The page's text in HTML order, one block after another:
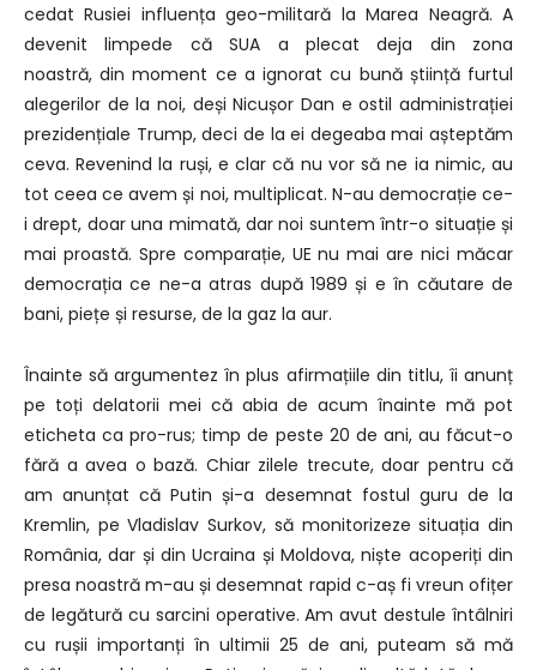
cedat Rusiei influența geo-militară la Marea Neagră. A
devenit limpede că SUA a plecat deja din zona
noastră, din moment ce a ignorat cu bună știință furtul
alegerilor de la noi, deși Nicușor Dan e ostil administrației
prezidențiale Trump, deci de la ei degeaba mai așteptăm
ceva. Revenind la ruși, e clar că nu vor să ne ia nimic, au
tot ceea ce avem și noi, multiplicat. N-au democrație ce-
i drept, doar una mimată, dar noi suntem într-o situație și
mai proastă. Spre comparație, UE nu mai are nici măcar
democrația ce ne-a atras după 1989 și e în căutare de
bani, piețe și resurse, de la gaz la aur.
Înainte să argumentez în plus afirmațiile din titlu, îi anunț
pe toți delatorii mei că abia de acum înainte mă pot
eticheta ca pro-rus; timp de peste 20 de ani, au făcut-o
fără a avea o bază. Chiar zilele trecute, doar pentru că
am anunțat că Putin și-a desemnat fostul guru de la
Kremlin, pe Vladislav Surkov, să monitorizeze situația din
România, dar și din Ucraina și Moldova, niște acoperiți din
presa noastră m-au și desemnat rapid c-aș fi vreun ofițer
de legătură cu sarcini operative.Am avut destule întâlniri
cu rușii importanți în ultimii 25 de ani, puteam să mă